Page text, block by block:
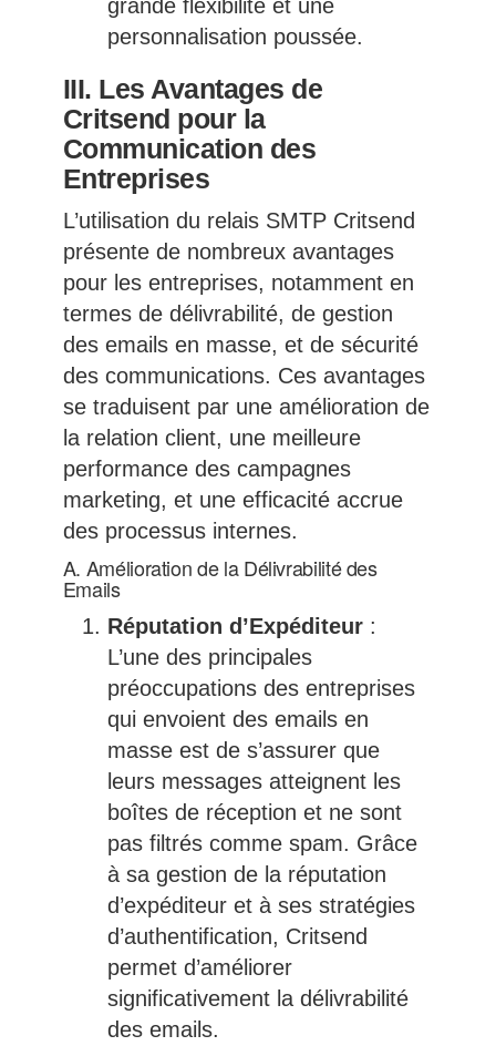
grande flexibilité et une
personnalisation poussée.
III. Les Avantages de
Critsend pour la
Communication des
Entreprises
L’utilisation du relais SMTP Critsend
présente de nombreux avantages
pour les entreprises, notamment en
termes de délivrabilité, de gestion
des emails en masse, et de sécurité
des communications. Ces avantages
se traduisent par une amélioration de
la relation client, une meilleure
performance des campagnes
marketing, et une efficacité accrue
des processus internes.
A. Amélioration de la Délivrabilité des
Emails
Réputation d’Expéditeur:
L’une des principales
préoccupations des entreprises
qui envoient des emails en
masse est de s’assurer que
leurs messages atteignent les
boîtes de réception et ne sont
pas filtrés comme spam. Grâce
à sa gestion de la réputation
d’expéditeur et à ses stratégies
d’authentification, Critsend
permet d’améliorer
significativement la délivrabilité
des emails.